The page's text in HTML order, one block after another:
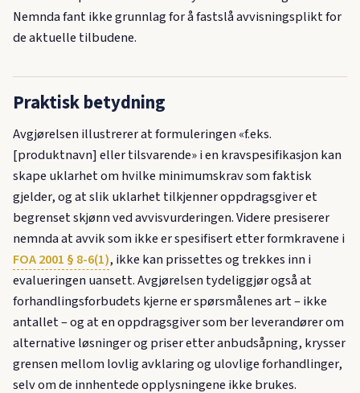
Nemnda fant ikke grunnlag for å fastslå avvisningsplikt for
de aktuelle tilbudene.
Praktisk betydning
Avgjørelsen illustrerer at formuleringen «f.eks.
[produktnavn] eller tilsvarende» i en kravspesifikasjon kan
skape uklarhet om hvilke minimumskrav som faktisk
gjelder, og at slik uklarhet tilkjenner oppdragsgiver et
begrenset skjønn ved avvisvurderingen. Videre presiserer
nemnda at avvik som ikke er spesifisert etter formkravene i
FOA 2001 § 8-6(1), ikke kan prissettes og trekkes inn i
evalueringen uansett. Avgjørelsen tydeliggjør også at
forhandlingsforbudets kjerne er spørsmålenes art – ikke
antallet – og at en oppdragsgiver som ber leverandører om
alternative løsninger og priser etter anbudsåpning, krysser
grensen mellom lovlig avklaring og ulovlige forhandlinger,
selv om de innhentede opplysningene ikke brukes.